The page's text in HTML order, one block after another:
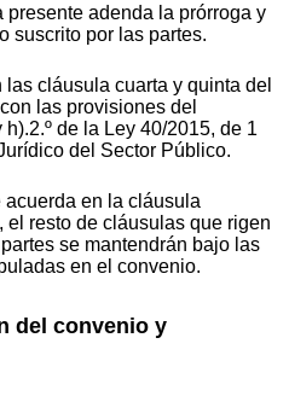
adenda la prórroga y
suscrito por las partes.
cláusula cuarta y quinta del
las provisiones del
de la Ley 40/2015, de 1
del Sector Público.
en la cláusula
el resto de cláusulas que rigen
se mantendrán bajo las
en el convenio.
del convenio y